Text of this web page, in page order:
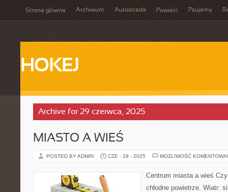
Strona główna Archiwum Autostrada Powieść Psujemy
HOKEJ
Archive for 29 czerwca, 2025
MIASTO A WIEŚ
POSTED BY ADMIN CZE - 29 - 2025 MOŻLIWOŚĆ
Centrum miasta a wieś
chłodne powietrze. Wiatr: